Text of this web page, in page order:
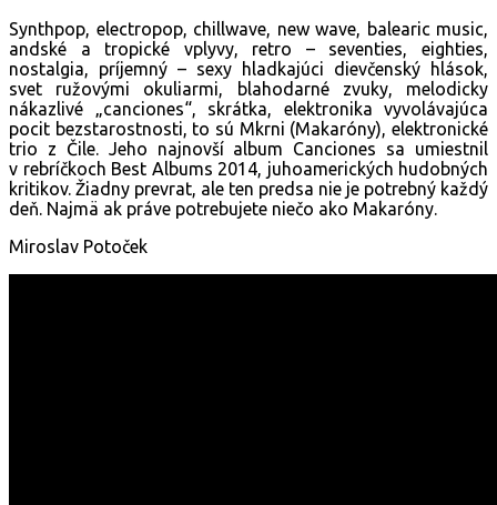
Synthpop, electropop, chillwave, new wave, balearic music,
andské a tropické vplyvy, retro – seventies, eighties,
nostalgia, príjemný – sexy hladkajúci dievčenský hlások,
svet ružovými okuliarmi, blahodarné zvuky, melodicky
nákazlivé „canciones“, skrátka, elektronika vyvolávajúca
pocit bezstarostnosti, to sú Mkrni (Makaróny), elektronické
trio z Čile. Jeho najnovší album Canciones sa umiestnil
v rebríčkoch Best Albums 2014, juhoamerických hudobných
kritikov. Žiadny prevrat, ale ten predsa nie je potrebný každý
deň. Najmä ak práve potrebujete niečo ako Makaróny.
Miroslav Potoček